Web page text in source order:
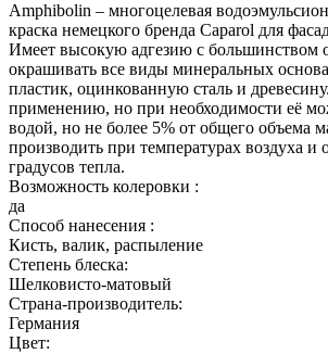
Amphibolin – многоцелевая
краска немецкого бренда Caparol для
Имеет высокую адгезию с
окрашивать все виды минеральных
пластик, оцинкованную сталь и
применению, но при необходимости её
водой, но не более 5% от общего объема
производить при температурах воздуха и
градусов тепла.
Возможность колеровки :
да
Способ нанесения :
Кисть, валик, распыление
Степень блеска:
Шелковисто-матовый
Страна-производитель:
Германия
Цвет: